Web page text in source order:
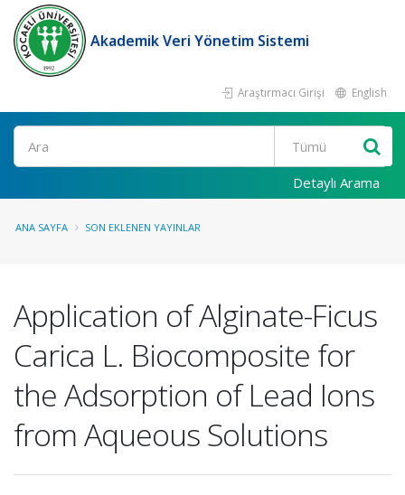
Akademik Veri Yönetim Sistemi
Araştırmacı Girişi English
Ara
Detaylı Arama
ANA SAYFA SON EKLENEN YAYINLAR
Application of Alginate-Ficus
Carica L. Biocomposite for
the Adsorption of Lead Ions
from Aqueous Solutions